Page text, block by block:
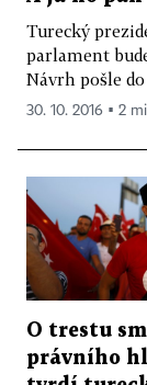
Turecký
parlament
Návrh pošle
30. 10. 2016 ▪ 2
O trestu
právního